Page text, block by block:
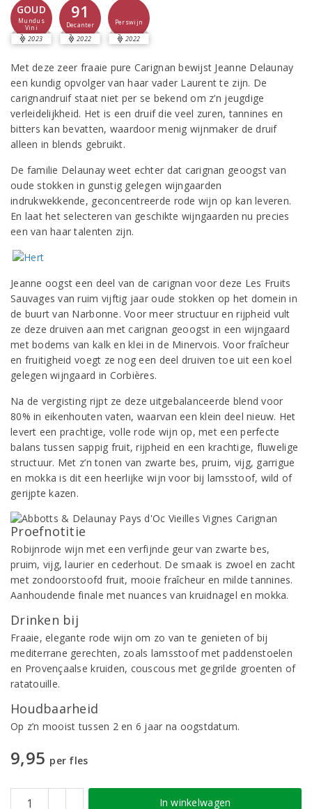
GOUD
Mundus
Vini
2023
91
Decanter
2022
Perswijn
2022
Met deze zeer fraaie pure Carignan bewijst Jeanne Delaunay
een kundig opvolger van haar vader Laurent te zijn. De
carignandruif staat niet per se bekend om z’n jeugdige
verleidelijkheid. Het is een druif die veel zuren, tannines en
bitters kan bevatten, waardoor menig wijnmaker de druif
alleen in blends gebruikt.
De familie Delaunay weet echter dat carignan geoogst van
oude stokken in gunstig gelegen wijngaarden
indrukwekkende, geconcentreerde rode wijn op kan leveren.
En laat het selecteren van geschikte wijngaarden nu precies
een van haar talenten zijn.
Jeanne oogst een deel van de carignan voor deze Les Fruits
Sauvages van ruim vijftig jaar oude stokken op het domein in
de buurt van Narbonne. Voor meer structuur en rijpheid vult
ze deze druiven aan met carignan geoogst in een wijngaard
met bodems van kalk en klei in de Minervois. Voor fraîcheur
en fruitigheid voegt ze nog een deel druiven toe uit een koel
gelegen wijngaard in Corbières.
Na de vergisting rijpt ze deze uitgebalanceerde blend voor
80% in eikenhouten vaten, waarvan een klein deel nieuw. Het
levert een prachtige, volle rode wijn op, met een perfecte
balans tussen sappig fruit, rijpheid en een krachtige, fluwelige
structuur. Met z’n tonen van zwarte bes, pruim, vijg, garrigue
en mokka is dit een heerlijke wijn voor bij lamsstoof, wild of
gerijpte kazen.
Proefnotitie
Robijnrode wijn met een verfijnde geur van zwarte bes,
pruim, vijg, laurier en cederhout. De smaak is zwoel en zacht
met zondoorstoofd fruit, mooie fraîcheur en milde tannines.
Aanhoudende finale met nuances van kruidnagel en mokka.
Drinken bij
Fraaie, elegante rode wijn om zo van te genieten of bij
mediterrane gerechten, zoals lamsstoof met paddenstoelen
en Provençaalse kruiden, couscous met gegrilde groenten of
ratatouille.
Houdbaarheid
Op z’n mooist tussen 2 en 6 jaar na oogstdatum.
9,95 per fles
In winkelwagen